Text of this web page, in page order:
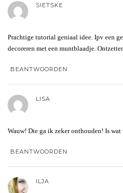
SIETSKE
Prachtige tutorial geniaal idee. Ipv een
decoreren met een muntblaadje.
BEANTWOORDEN
LISA
Wauw! Die ga ik zeker onthouden! Is
BEANTWOORDEN
ILJA